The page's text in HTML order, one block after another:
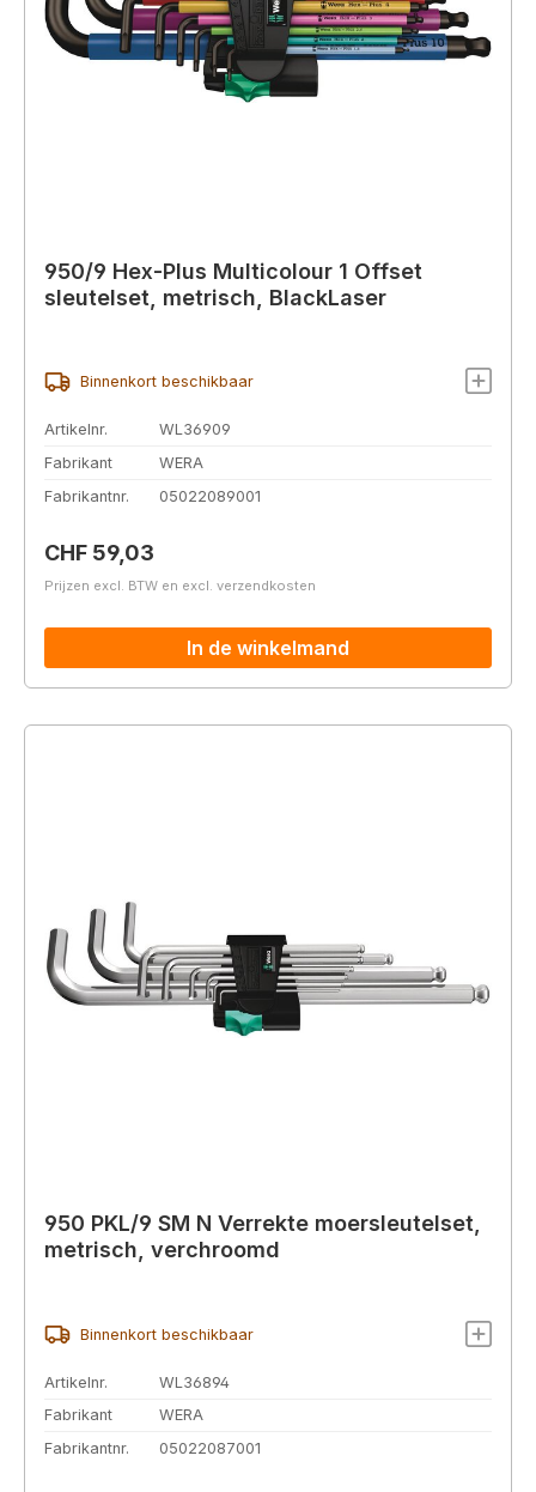
950/9 Hex-Plus Multicolour 1 Offset
sleutelset, metrisch, BlackLaser
Binnenkort beschikbaar
Artikelnr.
WL36909
Fabrikant
WERA
Fabrikantnr.
05022089001
Normale prijs:
CHF 59,03
Prijzen excl. BTW en excl. verzendkosten
In de winkelmand
950 PKL/9 SM N Verrekte moersleutelset,
metrisch, verchroomd
Binnenkort beschikbaar
Artikelnr.
WL36894
Fabrikant
WERA
Fabrikantnr.
05022087001